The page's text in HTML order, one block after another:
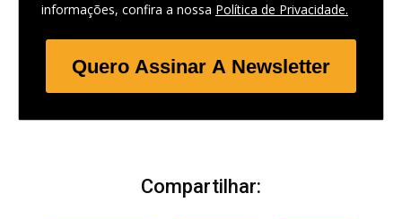
informações, confira a nossa Política de Privacidade.
Quero Assinar A Newsletter
Compartilhar: